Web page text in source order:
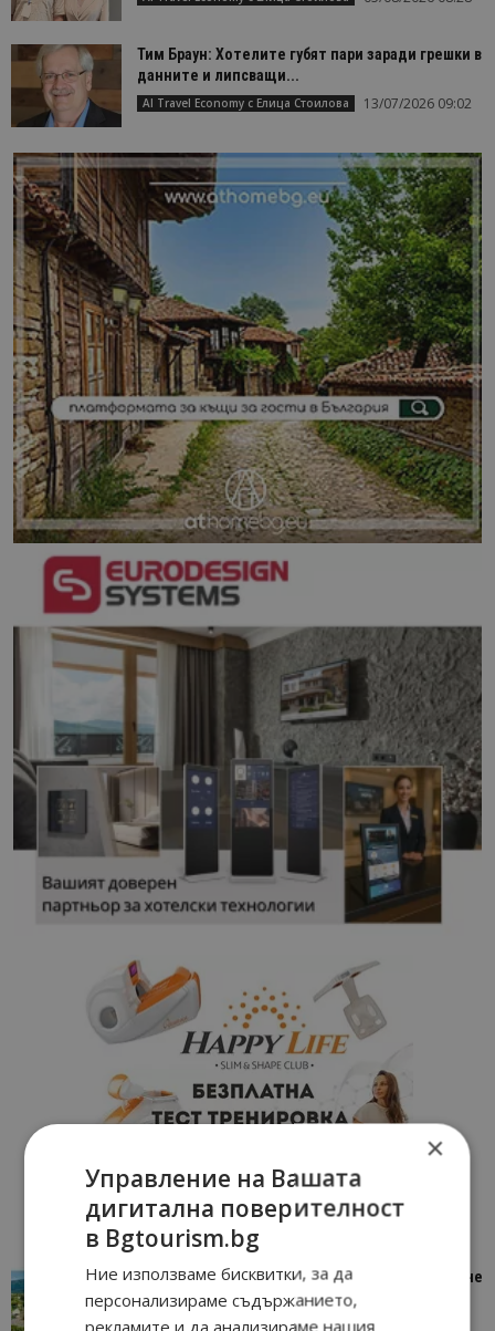
Тим Браун: Хотелите губят пари заради грешки в
данните и липсващи...
AI Travel Economy с Елица Стоилова 13/07/2026 09:02
“Пощенска картичка от…”: Петрич – Изживяване
отвъд очакваното
Петрич 11/07/2026 11:22
×
Управление на Вашата
дигитална поверителност
в Bgtourism.bg
Ние използваме бисквитки, за да
персонализираме съдържанието,
рекламите и да анализираме нашия